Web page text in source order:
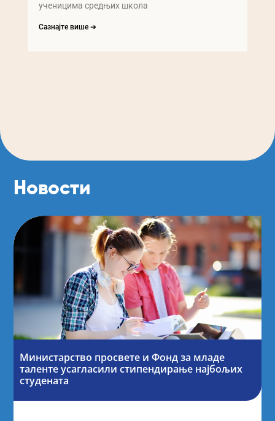
ученицима средњих школа
Сазнајте више ➔
Новости
Министарство просвете и Фонд за младе
таленте усагласили стипендирање најбољих
студената